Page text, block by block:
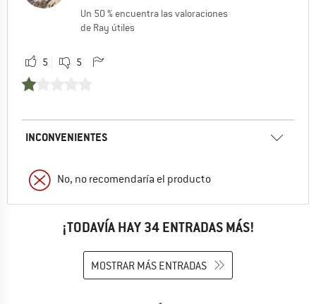
Un 50 % encuentra las valoraciones
de Ray útiles
5 5
INCONVENIENTES
No, no recomendaría el producto
¡TODAVÍA HAY 34 ENTRADAS MÁS!
MOSTRAR MÁS ENTRADAS